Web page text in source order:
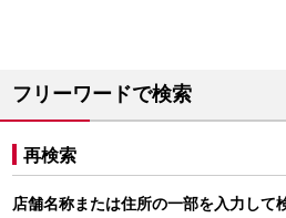
フリーワードで検索
再検索
店舗名称または住所の一部を入力して